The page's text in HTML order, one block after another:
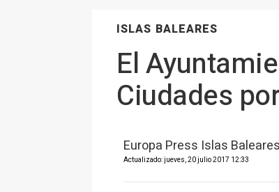
ISLAS BALEARES
El
Ciudades
Europa Press Islas Baleares
Actualizado: jueves, 20 julio 2017 12:33